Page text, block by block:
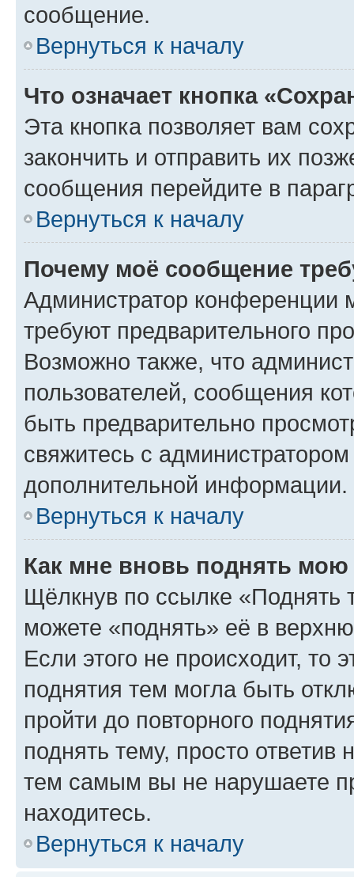
сообщение.
Вернуться к началу
Что означает кнопка
Эта кнопка позволяет вам
закончить и отправить их
сообщения перейдите в
Вернуться к началу
Почему моё сообщение
Администратор конференции
требуют предварительного
Возможно также, что
пользователей, сообщения
быть предварительно
свяжитесь с
дополнительной информации.
Вернуться к началу
Как мне вновь поднять мою
Щёлкнув по ссылке «Поднять
можете «поднять» её в
Если этого не происходит, то
поднятия тем могла быть
пройти до повторного
поднять тему, просто ответив
тем самым вы не нарушаете
находитесь.
Вернуться к началу